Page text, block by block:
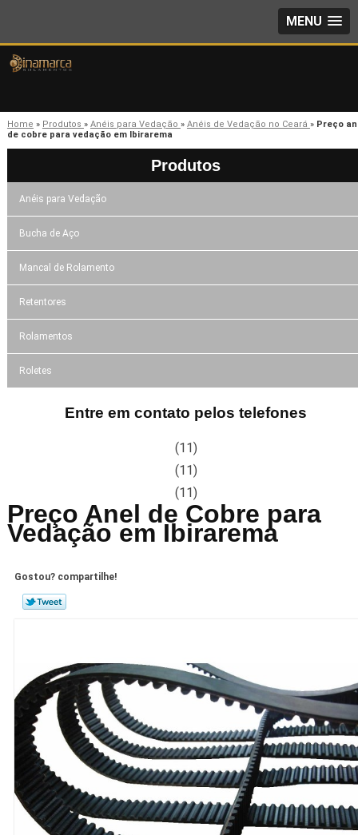
MENU
Home » Produtos » Anéis para Vedação » Anéis de Vedação no Ceará » Preço
de cobre para vedação em Ibirarema
Produtos
Anéis para Vedação
Bucha de Aço
Mancal de Rolamento
Retentores
Rolamentos
Roletes
Entre em contato pelos telefones
(11)
(11)
(11)
Preço Anel de Cobre para
Vedação em Ibirarema
Gostou? compartilhe!